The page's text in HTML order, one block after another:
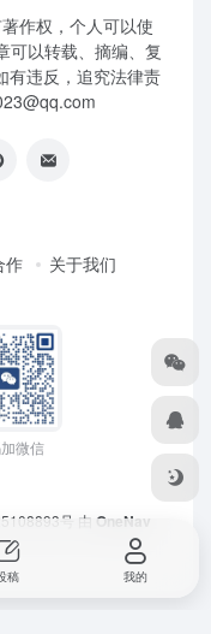
作权，个人可以使
可以转载、摘编、复
有违反，追究法律责
作 关于我们
微信
号 由 OneNav
稿 我的